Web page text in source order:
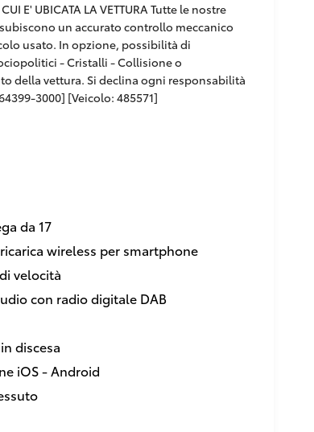
E' UBICATA LA VETTURA Tutte le nostre
un accurato controllo meccanico
usato. In opzione, possibilità di
- Cristalli - Collisione o
della vettura. Si declina ogni responsabilità
3000] [Veicolo: 485571]
da 17
wireless per smartphone
velocità
con radio digitale DAB
discesa
iOS - Android